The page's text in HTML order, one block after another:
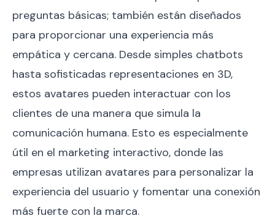
preguntas básicas; también están diseñados
para proporcionar una experiencia más
empática y cercana. Desde simples chatbots
hasta sofisticadas representaciones en 3D,
estos avatares pueden interactuar con los
clientes de una manera que simula la
comunicación humana. Esto es especialmente
útil en el marketing interactivo, donde las
empresas utilizan avatares para personalizar la
experiencia del usuario y fomentar una conexión
más fuerte con la marca.